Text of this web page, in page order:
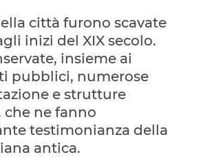
città furono scavate
inizi del XIX secolo.
insieme ai
pubblici, numerose
e strutture
ne fanno
testimonianza della
antica.